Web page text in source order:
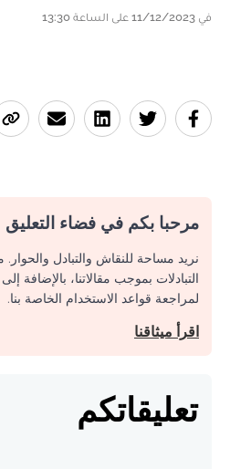
في 11/12/2023 على الساعة 13:30
مرحبا بكم في فضاء التعليق
نريد مساحة للنقاش والتبادل
التبادلات بموجب مقالاتنا، بالإضافة
لمراجعة قواعد الاستخدام الخاصة بنا.
اقرأ ميثاقنا
تعليقاتكم